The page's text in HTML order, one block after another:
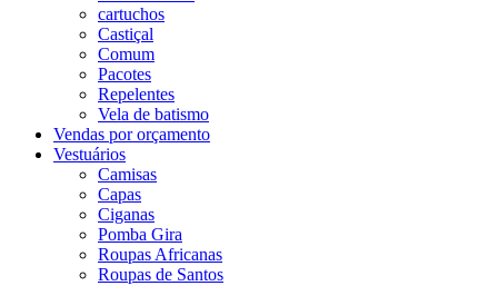
cartuchos
Castiçal
Comum
Pacotes
Repelentes
Vela de batismo
Vendas por orçamento
Vestuários
Camisas
Capas
Ciganas
Pomba Gira
Roupas Africanas
Roupas de Santos